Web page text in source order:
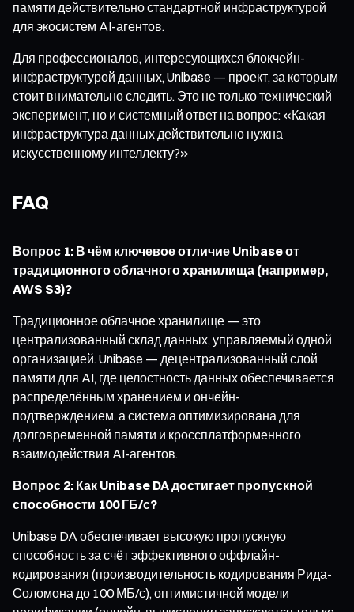
памяти действительно стандартной инфраструктурой
для экосистем AI-агентов.
Для профессионалов, интересующихся блокчейн-
инфраструктурой данных, Unibase — проект, за которым
стоит внимательно следить. Это не только технический
эксперимент, но и системный ответ на вопрос: «Какая
инфраструктура данных действительно нужна
искусственному интеллекту?»
FAQ
Вопрос 1: В чём ключевое отличие Unibase от
традиционного облачного хранилища (например,
AWS S3)?
Традиционное облачное хранилище — это
централизованный склад данных, управляемый одной
организацией. Unibase — децентрализованный слой
памяти для AI, где целостность данных обеспечивается
распределённым хранением и ончейн-
подтверждением, а система оптимизирована для
долговременной памяти и кроссплатформенного
взаимодействия AI-агентов.
Вопрос 2: Как Unibase DA достигает пропускной
способности 100 ГБ/с?
Unibase DA обеспечивает высокую пропускную
способность за счёт эффективного оффлайн-
кодирования (производительность кодирования Рида-
Соломона до 100 МБ/с), оптимистичной модели